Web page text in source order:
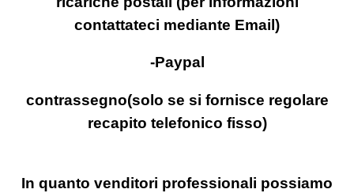
contattateci mediante Email)
-Paypal
contrassegno(solo se si fornisce regolare
recapito telefonico fisso)
In quanto venditori professionali possiamo